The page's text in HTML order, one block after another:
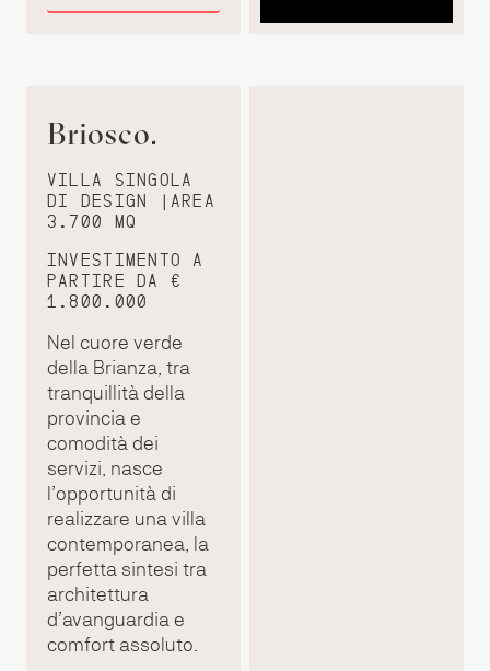
Briosco.
VILLA SINGOLA
DI DESIGN |AREA
3.700 MQ
INVESTIMENTO A
PARTIRE DA €
1.800.000
Nel cuore verde
della Brianza, tra
tranquillità della
provincia e
comodità dei
servizi, nasce
l’opportunità di
realizzare una villa
contemporanea, la
perfetta sintesi tra
architettura
d’avanguardia e
comfort assoluto.